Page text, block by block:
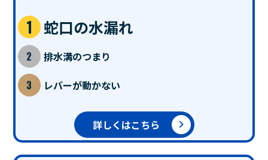
蛇口の水漏れ
排水溝のつまり
レバーが動かない
詳しくはこちら